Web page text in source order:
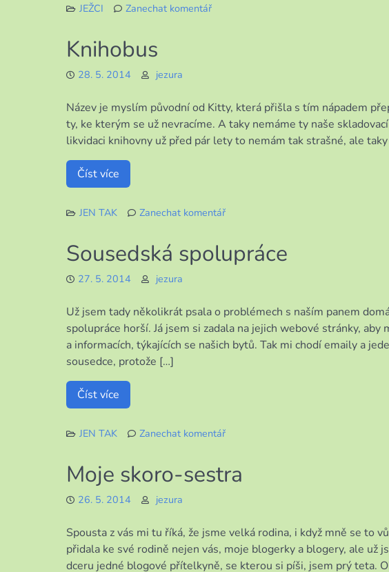
JEŽCI
Zanechat komentář
Knihobus
28. 5. 2014 jezura
Název je myslím původní od Kitty, která přišla s tím nápadem
ty, ke kterým se už nevracíme. A taky nemáme ty naše
likvidaci knihovny už před pár lety to nemám tak strašné, ale
Číst více
JEN TAK
Zanechat komentář
Sousedská spolupráce
27. 5. 2014 jezura
Už jsem tady několikrát psala o problémech s naším panem
spolupráce horší. Já jsem si zadala na jejich webové stránky, aby
a informacích, týkajících se našich bytů. Tak mi chodí emaily a
sousedce, protože […]
Číst více
JEN TAK
Zanechat komentář
spolupráce
Moje skoro-sestra
26. 5. 2014 jezura
Spousta z vás mi tu říká, že jsme velká rodina, i když mně se to
přidala ke své rodině nejen vás, moje blogerky a blogery, ale už
dceru jedné blogové přítelkyně, se kterou si píši, jsem prý teta.